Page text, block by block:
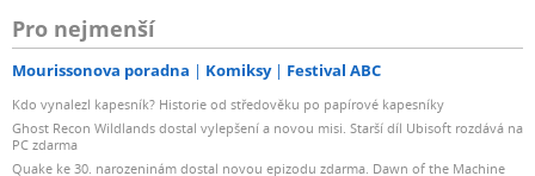
Pro nejmenší
Mourissonova poradna Komiksy Festival ABC
Kdo vynalezl kapesník? Historie od středověku po papírové kapesníky
Ghost Recon Wildlands dostal vylepšení a novou misi. Starší díl Ubisoft rozdává na
PC zdarma
Quake ke 30. narozeninám dostal novou epizodu zdarma. Dawn of the Machine